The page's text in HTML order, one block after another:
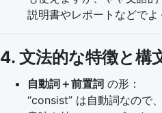
説明書やレポートなどでよ
4. 文法的な特徴と構
自動詞＋前置詞 の形：
“consist” は自動詞なので